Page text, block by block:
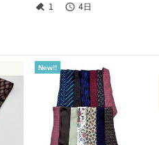
1
4日
New!!